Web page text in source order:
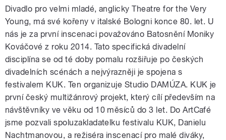
Divadlo pro velmi mladé, anglicky Theatre for the Very
Young, má své kořeny v italské Bologni konce 80. let. U
nás je za první inscenaci považováno Batosnění Moniky
Kováčové z roku 2014. Tato specifická divadelní
disciplína se od té doby pomalu rozšiřuje po českých
divadelních scénách a nejvýrazněji je spojena s
festivalem KUK. Ten organizuje Studio DAMÚZA. KUK je
první český multižánrový projekt, který cílí především na
návštěvníky ve věku od 10 měsíců do 3 let. Do ArtCafé
jsme pozvali spoluzakladatelku festivalu KUK, Danielu
Nachtmanovou, a režiséra inscenací pro malé diváky,